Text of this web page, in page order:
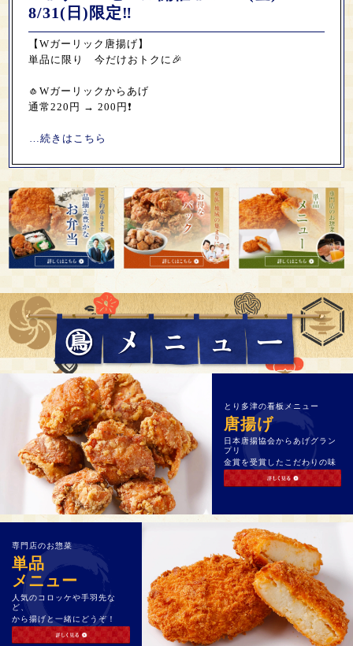
8/31(日)限定‼️
【Wガーリック唐揚げ】
単品に限り 今だけおトクに🎉
🧄Wガーリックからあげ
通常220円 → 200円❗
…続きはこちら
お
弁
当
お
得
な
パ
ク
単
品
メ
ニ
ュ
ー
とり多津の看板メニュー
唐揚げ
日本唐揚協会からあげグラン
プリ
金賞を受賞したこだわりの味
専門店のお惣菜
単品
メニュー
人気のコロッケや手羽先な
ど、
から揚げと一緒にどうぞ！